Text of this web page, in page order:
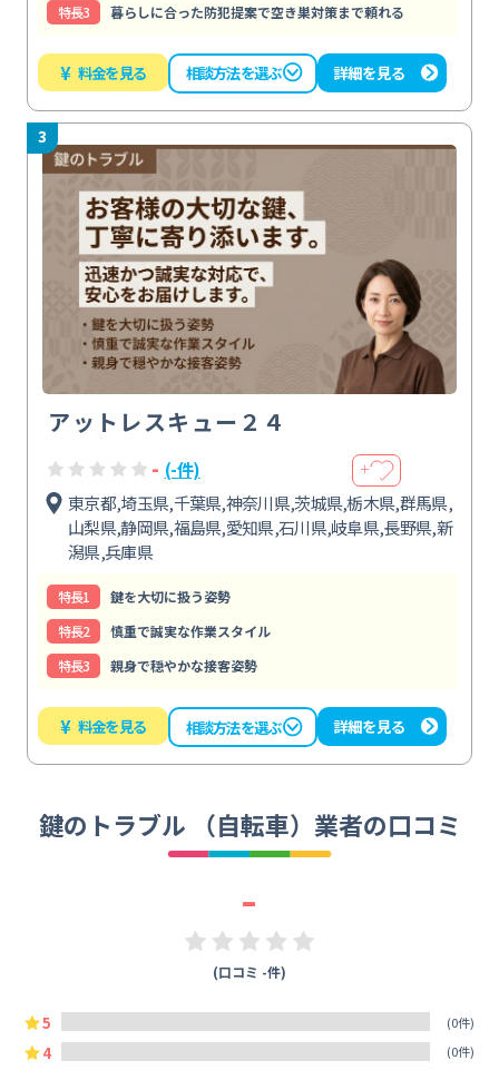
特⻑3
暮らしに合った防犯提案で空き巣対策まで頼れる
¥ 料金を見る 相談方法を選ぶ 詳細を見る
3
アットレスキュー２４
- (-件) ＋
東京都,埼玉県,千葉県,神奈川県,茨城県,栃木県,群馬県,
山梨県,静岡県,福島県,愛知県,石川県,岐阜県,長野県,新
潟県,兵庫県
特⻑1
鍵を大切に扱う姿勢
特⻑2
慎重で誠実な作業スタイル
特⻑3
親身で穏やかな接客姿勢
¥ 料金を見る 相談方法を選ぶ 詳細を見る
鍵のトラブル （自転車）業者の口コミ
-
(口コミ -件)
5 (0件)
4 (0件)